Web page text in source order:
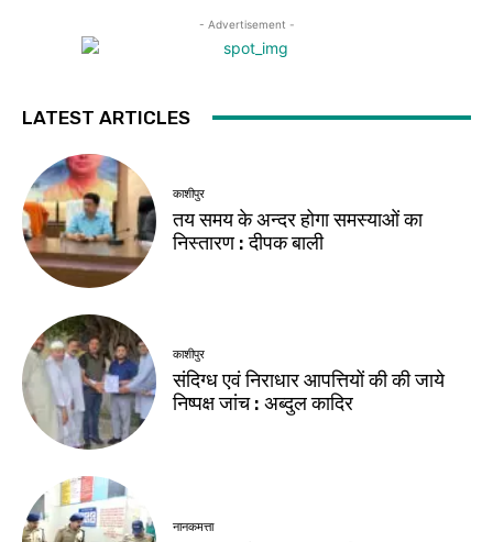
- Advertisement -
LATEST ARTICLES
काशीपुर
तय समय के अन्दर होगा समस्याओं का
निस्तारण : दीपक बाली
काशीपुर
संदिग्ध एवं निराधार आपत्तियों की की जाये
निष्पक्ष जांच : अब्दुल कादिर
नानकमत्ता